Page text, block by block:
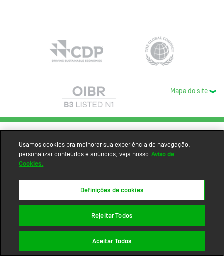
Mapa do site
Usamos cookies pra melhorar sua experiência de navegação,
personalizar conteúdos e anúncios, veja nosso Aviso de
Cookies.
Definições de cookies
Rejeitar Todos
Aceitar Todos